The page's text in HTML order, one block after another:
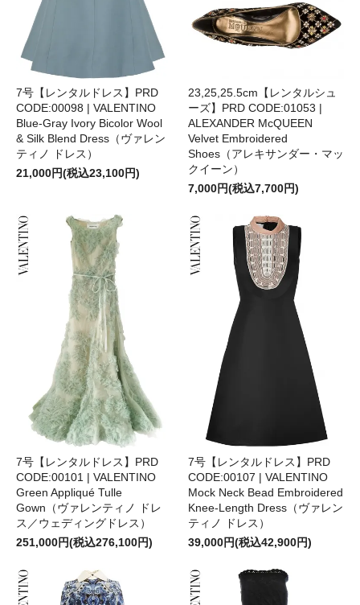
7号【レンタルドレス】PRD
CODE:00098 | VALENTINO
Blue-Gray Ivory Bicolor Wool
& Silk Blend Dress（ヴァレン
ティノ ドレス）
21,000円(税込23,100円)
23,25,25.5cm【レンタルシュ
ーズ】PRD CODE:01053 |
ALEXANDER McQUEEN
Velvet Embroidered
Shoes（アレキサンダー・マッ
クイーン）
7,000円(税込7,700円)
7号【レンタルドレス】PRD
CODE:00101 | VALENTINO
Green Appliqué Tulle
Gown（ヴァレンティノ ドレ
ス／ウェディングドレス）
251,000円(税込276,100円)
7号【レンタルドレス】PRD
CODE:00107 | VALENTINO
Mock Neck Bead Embroidered
Knee-Length Dress（ヴァレン
ティノ ドレス）
39,000円(税込42,900円)